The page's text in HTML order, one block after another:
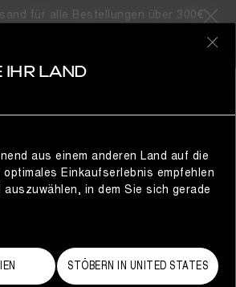
für alle Bestellungen über 300€
IHR LAND
aus einem anderen Land auf die
Einkaufserlebnis empfehlen
in dem Sie sich gerade
STÖBERN IN UNITED STATES